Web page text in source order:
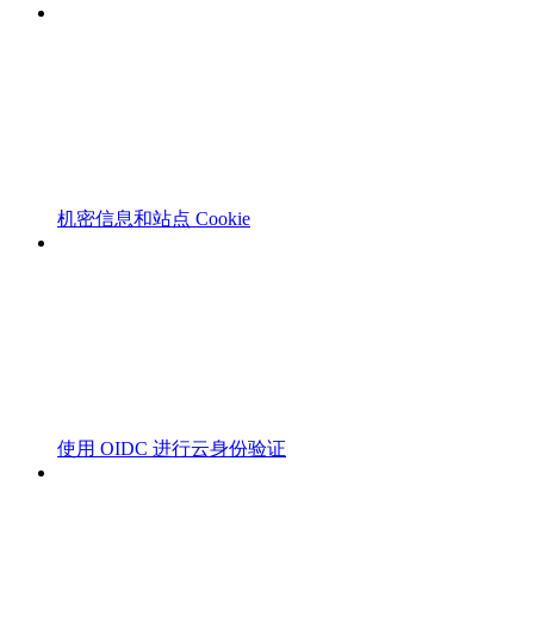
机密信息和站点 Cookie
使用 OIDC 进行云身份验证